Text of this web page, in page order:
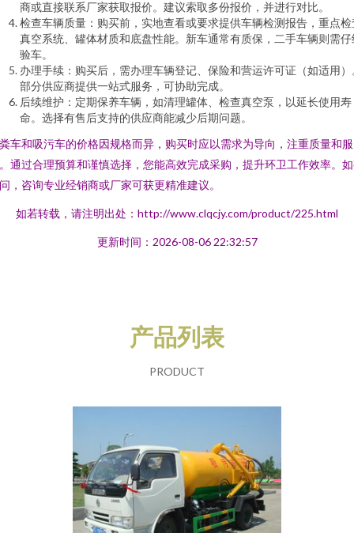
商或直接联系厂家获取报价。建议索取多份报价，并进行对比。
检查车辆质量：购买前，实地查看或要求提供车辆检测报告，重点检
真空系统、罐体材质和底盘性能。新车通常有质保，二手车辆则需仔
验车。
办理手续：购买后，需办理车辆登记、保险和营运许可证（如适用）
部分供应商提供一站式服务，可协助完成。
后续维护：定期保养车辆，如清理罐体、检查真空泵，以延长使用寿
命。选择有售后支持的供应商能减少后期问题。
车和吸污车的价格因规格而异，购买时应以需求为导向，注重质量和服
通过合理预算和谨慎选择，您能高效完成采购，提升环卫工作效率。
，咨询专业经销商或厂家可获更精准建议。
如若转载，请注明出处：http://www.clqcjy.com/product/225.html
更新时间：2026-08-06 22:32:57
产品列表
PRODUCT